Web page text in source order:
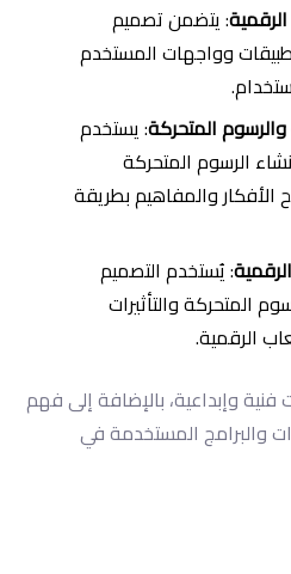
: يتضمن تصميم
وواجهات المستخدم
المتحركة: يستخدم
الرسوم المتحركة
الأفكار والمفاهيم بطريقة
: يُستخدم التصميم
المتحركة والتأثيرات
الرقمية.
وإبداعية، بالإضافة إلى فهم
والبرامج المستخدمة في